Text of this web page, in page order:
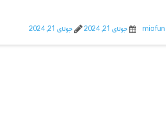
miofun جولای 21, 2024 جولای 21, 2024